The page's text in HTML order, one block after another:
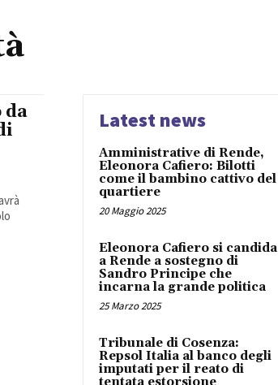
da
Latest news
Amministrative di Rende,
Eleonora Cafiero: Bilotti
come il bambino cattivo del
quartiere
20 Maggio 2025
Eleonora Cafiero si candida
a Rende a sostegno di
Sandro Principe che
incarna la grande politica
25 Marzo 2025
Tribunale di Cosenza:
Repsol Italia al banco degli
imputati per il reato di